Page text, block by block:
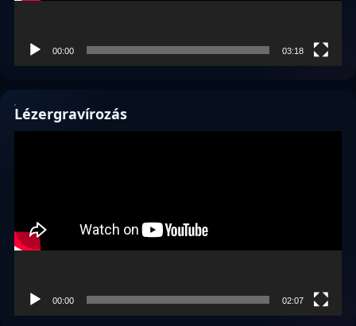
00:00 03:18
Lézergravírozás
00:00 02:07